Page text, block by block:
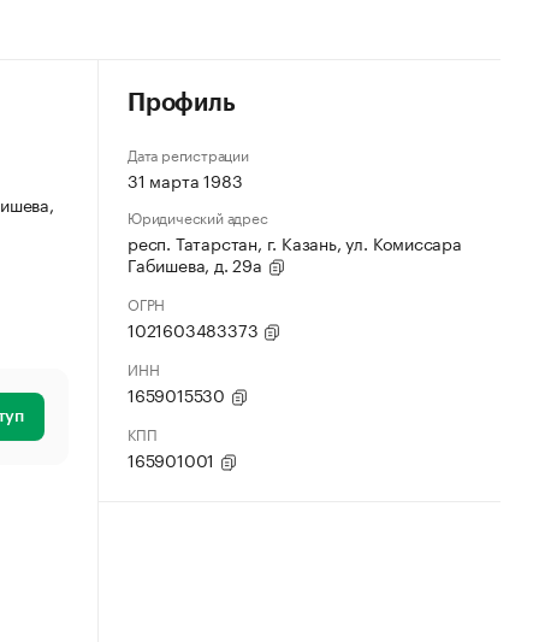
Профиль
Дата регистрации
31 марта 1983
Юридический адрес
респ. Татарстан, г. Казань, ул. Комиссара
Габишева, д. 29а
ОГРН
1021603483373
ИНН
1659015530
КПП
165901001